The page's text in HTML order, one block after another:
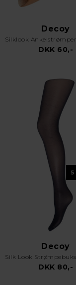
Decoy
DKK 60,-
5
Decoy
DKK 80,-